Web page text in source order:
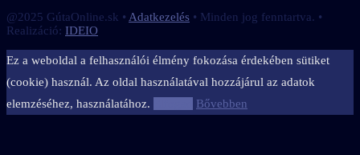
@2025 GútaOnline.sk • Adatkezelés • Minden jog fenntartva. •
Realizáció: IDEIO
Ez a weboldal a felhasználói élmény fokozása érdekében sütiket
(cookie) használ. Az oldal használatával hozzájárul az adatok
elemzéséhez, használatához.
Bővebben